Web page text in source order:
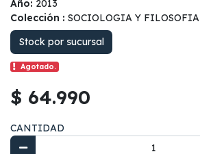
Año: 2013
Colección : SOCIOLOGIA Y FILOSOFIA
Stock por sucursal
Agotado.
$ 64.990
CANTIDAD